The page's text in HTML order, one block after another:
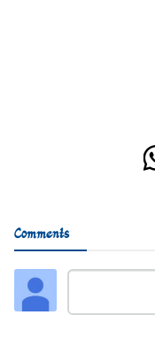
Comments